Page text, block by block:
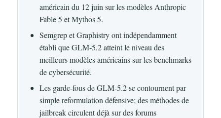
américain du 12 juin sur les modèles Anthropic
Fable 5 et Mythos 5.
Semgrep et Graphistry ont indépendamment
établi que GLM-5.2 atteint le niveau des
meilleurs modèles américains sur les benchmarks
de cybersécurité.
Les garde-fous de GLM-5.2 se contournent par
simple reformulation défensive; des méthodes de
jailbreak circulent déjà sur des forums